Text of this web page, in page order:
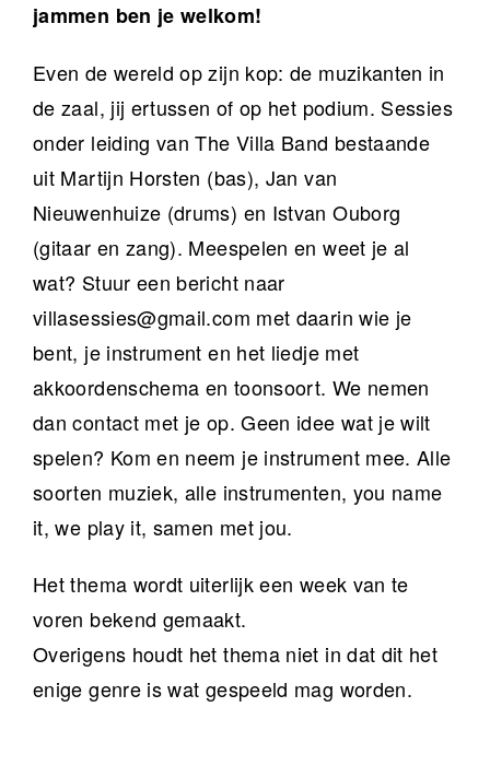
jammen ben je welkom!
Even de wereld op zijn kop: de muzikanten in
de zaal, jij ertussen of op het podium. Sessies
onder leiding van The Villa Band bestaande
uit Martijn Horsten (bas), Jan van
Nieuwenhuize (drums) en Istvan Ouborg
(gitaar en zang). Meespelen en weet je al
wat? Stuur een bericht naar
villasessies@gmail.com met daarin wie je
bent, je instrument en het liedje met
akkoordenschema en toonsoort. We nemen
dan contact met je op. Geen idee wat je wilt
spelen? Kom en neem je instrument mee. Alle
soorten muziek, alle instrumenten, you name
it, we play it, samen met jou.
Het thema wordt uiterlijk een week van te
voren bekend gemaakt.
Overigens houdt het thema niet in dat dit het
enige genre is wat gespeeld mag worden.